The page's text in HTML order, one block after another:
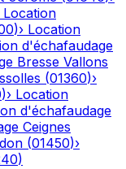
Location
)› Location
d'échafaudage
Bresse Vallons
(01360)›
)› Location
d'échafaudage
Ceignes
(01450)›
)